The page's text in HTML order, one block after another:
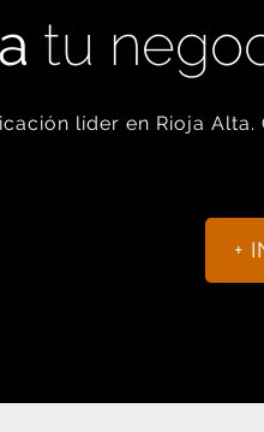
tu
líder en Rioja
+